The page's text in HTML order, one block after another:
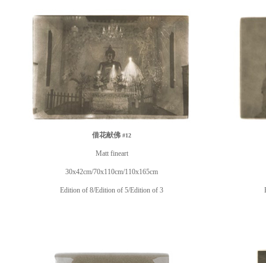
借花献佛#12
Matt fineart
30x42cm/70x110cm/110x165cm
Edition of 8/Edition of 5/Edition of 3